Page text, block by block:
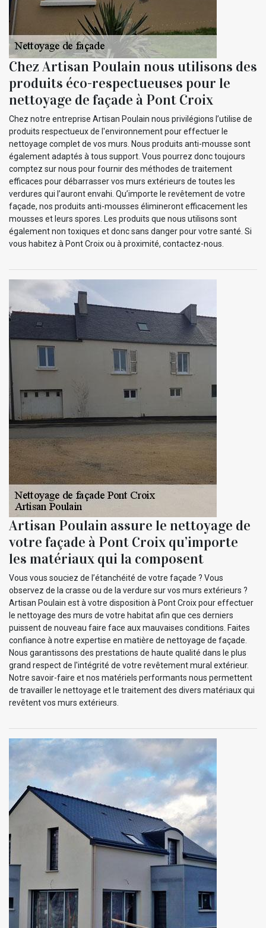
Chez Artisan Poulain nous utilisons des
produits éco-respectueuses pour le
nettoyage de façade à Pont Croix
Chez notre entreprise Artisan Poulain nous privilégions l’utilise de
produits respectueux de l'environnement pour effectuer le
nettoyage complet de vos murs. Nous produits anti-mousse sont
également adaptés à tous support. Vous pourrez donc toujours
comptez sur nous pour fournir des méthodes de traitement
efficaces pour débarrasser vos murs extérieurs de toutes les
verdures qui l’auront envahi. Qu’importe le revêtement de votre
façade, nos produits anti-mousses élimineront efficacement les
mousses et leurs spores. Les produits que nous utilisons sont
également non toxiques et donc sans danger pour votre santé. Si
vous habitez à Pont Croix ou à proximité, contactez-nous.
Artisan Poulain assure le nettoyage de
votre façade à Pont Croix qu’importe
les matériaux qui la composent
Vous vous souciez de l’étanchéité de votre façade ? Vous
observez de la crasse ou de la verdure sur vos murs extérieurs ?
Artisan Poulain est à votre disposition à Pont Croix pour effectuer
le nettoyage des murs de votre habitat afin que ces derniers
puissent de nouveau faire face aux mauvaises conditions. Faites
confiance à notre expertise en matière de nettoyage de façade.
Nous garantissons des prestations de haute qualité dans le plus
grand respect de l'intégrité de votre revêtement mural extérieur.
Notre savoir-faire et nos matériels performants nous permettent
de travailler le nettoyage et le traitement des divers matériaux qui
revêtent vos murs extérieurs.